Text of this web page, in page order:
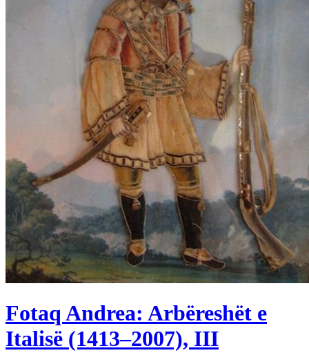
Fotaq Andrea: Arbëreshët e
Italisë (1413–2007), III